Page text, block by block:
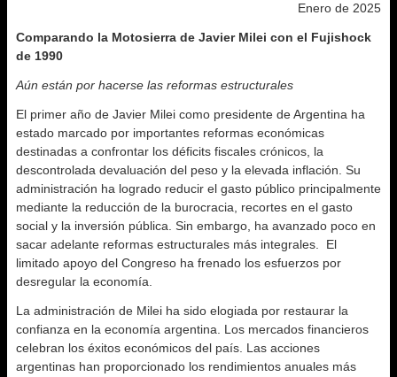
Enero de 2025
Comparando la Motosierra de Javier Milei con el Fujishock
de 1990
Aún están por hacerse las reformas estructurales
El primer año de Javier Milei como presidente de Argentina ha
estado marcado por importantes reformas económicas
destinadas a confrontar los déficits fiscales crónicos, la
descontrolada devaluación del peso y la elevada inflación. Su
administración ha logrado reducir el gasto público principalmente
mediante la reducción de la burocracia, recortes en el gasto
social y la inversión pública. Sin embargo, ha avanzado poco en
sacar adelante reformas estructurales más integrales. El
limitado apoyo del Congreso ha frenado los esfuerzos por
desregular la economía.
La administración de Milei ha sido elogiada por restaurar la
confianza en la economía argentina. Los mercados financieros
celebran los éxitos económicos del país. Las acciones
argentinas han proporcionado los rendimientos anuales más